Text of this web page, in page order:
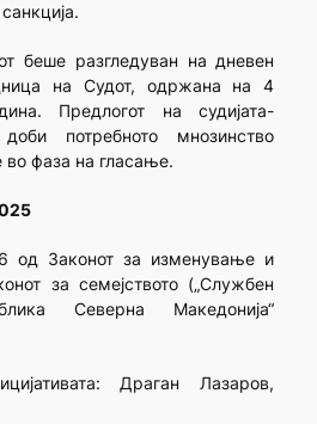
беше разгледуван на дневен
на Судот, одржана на 4
Предлогот на судијата-
потребното мнозинство
во фаза на гласање.
од Законот за изменување и
за семејството („Службен
Северна Македонија“
Драган Лазаров,